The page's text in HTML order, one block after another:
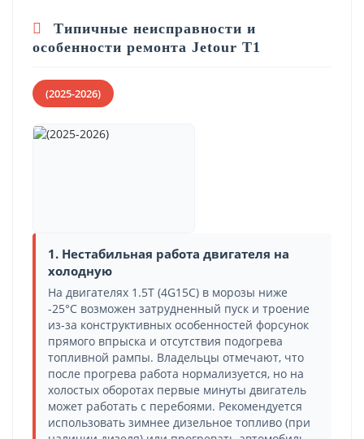
Типичные неисправности и
особенности ремонта Jetour T1
(2025-2026)
1. Нестабильная работа двигателя на
холодную
На двигателях 1.5T (4G15C) в морозы ниже
-25°C возможен затрудненный пуск и троение
из-за конструктивных особенностей форсунок
прямого впрыска и отсутствия подогрева
топливной рампы. Владельцы отмечают, что
после прогрева работа нормализуется, но на
холостых оборотах первые минуты двигатель
может работать с перебоями. Рекомендуется
использовать зимнее дизельное топливо (при